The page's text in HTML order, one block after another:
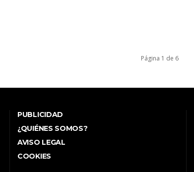
Página 1 de 6
PUBLICIDAD
¿QUIÉNES SOMOS?
AVISO LEGAL
COOKIES